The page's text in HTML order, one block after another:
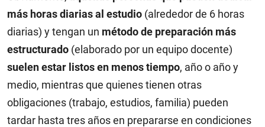
más horas diarias al estudio (alrededor de 6 horas
diarias) y tengan un método de preparación más
estructurado (elaborado por un equipo docente)
suelen estar listos en menos tiempo, año o año y
medio, mientras que quienes tienen otras
obligaciones (trabajo, estudios, familia) pueden
tardar hasta tres años en prepararse en condiciones